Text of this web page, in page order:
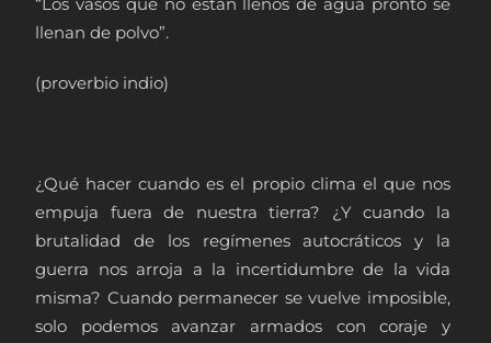
llenan de polvo”.
(proverbio indio)
¿Qué hacer cuando es el propio clima el que nos
empuja fuera de nuestra tierra? ¿Y cuando la
brutalidad de los regímenes autocráticos y la
guerra nos arroja a la incertidumbre de la vida
misma? Cuando permanecer se vuelve imposible,
solo podemos avanzar armados con coraje y